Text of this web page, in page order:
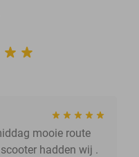
mooie route
hadden wij .